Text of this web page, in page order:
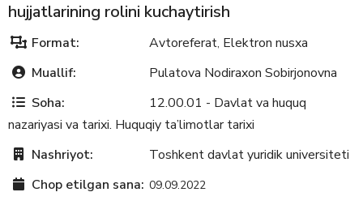
hujjatlarining rolini kuchaytirish
Format: Avtoreferat, Elektron nusxa
Muallif:
Pulatova Nodiraxon Sobirjonovna
Soha:
12.00.01 - Davlat va huquq
nazariyasi va tarixi. Huquqiy ta’limotlar tarixi
Nashriyot:
Toshkent davlat yuridik universiteti
Chop etilgan sana: 09.09.2022